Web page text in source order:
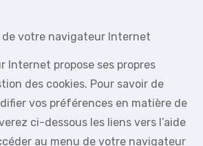
de votre navigateur Internet
Internet propose ses propres
des cookies. Pour savoir de
vos préférences en matière de
ci-dessous les liens vers l’aide
au menu de votre navigateur